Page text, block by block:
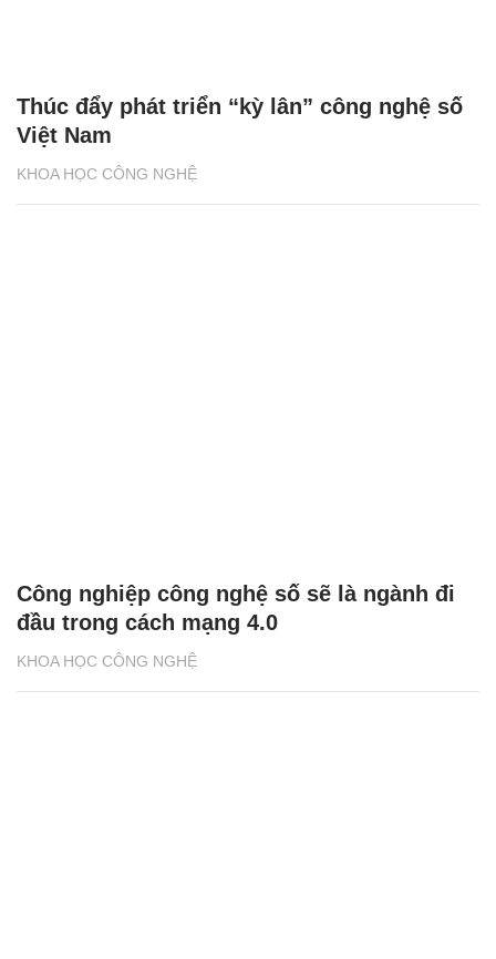
KHOA HỌC CÔNG NGHỆ
Thúc đẩy phát triển “kỳ lân” công nghệ số
Việt Nam
KHOA HỌC CÔNG NGHỆ
Công nghiệp công nghệ số sẽ là ngành đi
đầu trong cách mạng 4.0